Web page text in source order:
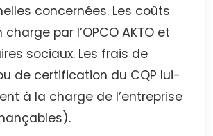
concernées. Les coûts
par l’OPCO AKTO et
sociaux. Les frais de
de certification du CQP lui-
à la charge de l’entreprise